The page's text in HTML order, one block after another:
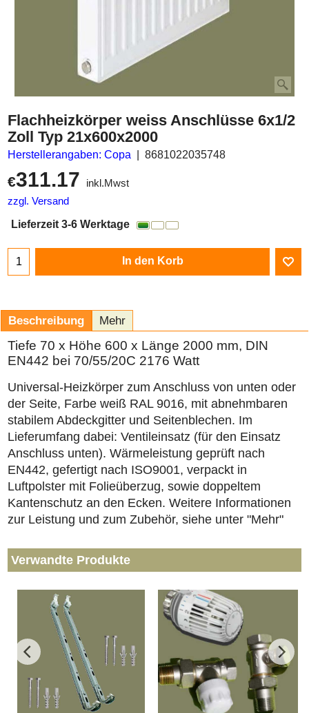
Flachheizkörper weiss Anschlüsse 6x1/2
Zoll Typ 21x600x2000
Herstellerangaben: Copa 8681022035748
€311.17
inkl.Mwst
zzgl. Versand
Lieferzeit 3-6 Werktage
In den Korb
Beschreibung Mehr
Tiefe 70 x Höhe 600 x Länge 2000 mm, DIN
EN442 bei 70/55/20C 2176 Watt
Universal-Heizkörper zum Anschluss von unten oder
der Seite, Farbe weiß RAL 9016, mit abnehmbaren
stabilem Abdeckgitter und Seitenblechen. Im
Lieferumfang dabei: Ventileinsatz (für den Einsatz
Anschluss unten). Wärmeleistung geprüft nach
EN442, gefertigt nach ISO9001, verpackt in
Luftpolster mit Folieüberzug, sowie doppeltem
Kantenschutz an den Ecken. Weitere Informationen
zur Leistung und zum Zubehör, siehe unter "Mehr"
Verwandte Produkte